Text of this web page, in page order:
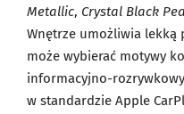
Metallic, Crystal Black
Wnętrze umożliwia
może wybierać motywy
informacyjno-
w standardzie Apple